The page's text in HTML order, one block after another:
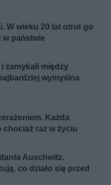
W wieku 20 lat otruł go
w państwie
zamykali między
wymyślna
Każda
chociaż raz w życiu
Auschwitz.
co działo się przed